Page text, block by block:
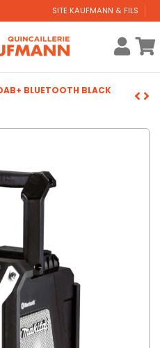
SITE KAUFMANN & FILS
BLUETOOTH BLACK